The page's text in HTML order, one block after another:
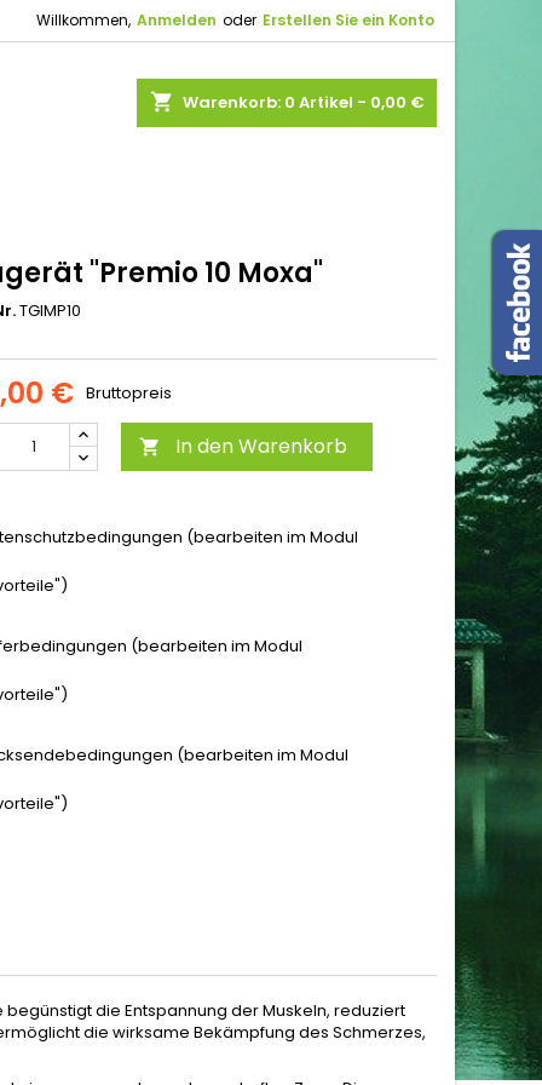
Willkommen, Anmelden oder Erstellen Sie ein Konto
shopping_cart Warenkorb: 0 Artikel - 0,00 €
"Premio 10 Moxa"
TGIMP10
€ Bruttopreis
 In den Warenkorb
(bearbeiten im Modul
(bearbeiten im Modul
(bearbeiten im Modul
die Entspannung der Muskeln, reduziert
die wirksame Bekämpfung des Schmerzes,